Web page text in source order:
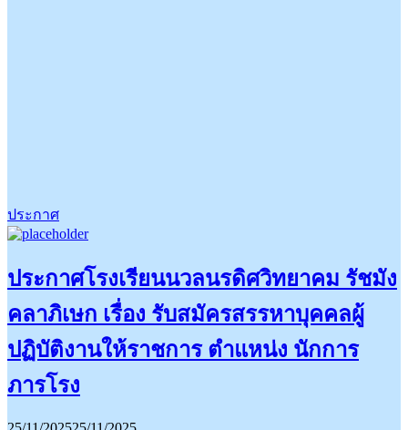
ประกาศ
ประกาศโรงเรียนนวลนรดิศวิทยาคม รัชมัง
คลาภิเษก เรื่อง รับสมัครสรรหาบุคคลผู้
ปฏิบัติงานให้ราชการ ตำแหน่ง นักการ
ภารโรง